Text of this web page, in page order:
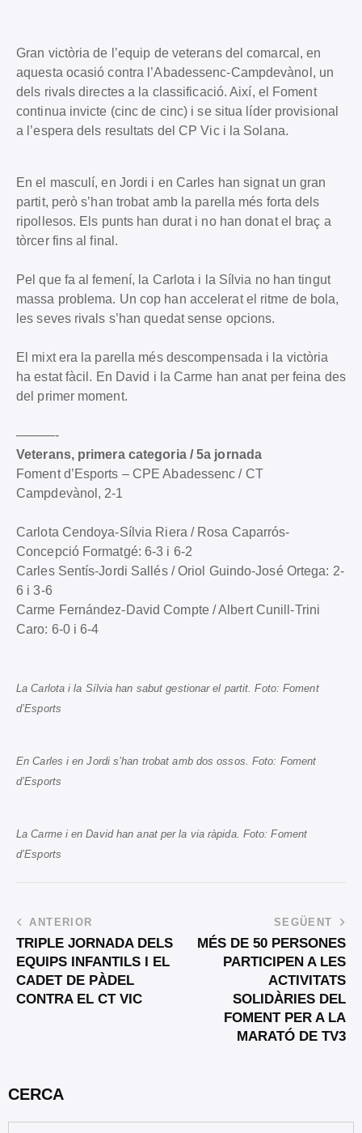
Gran victòria de l’equip de veterans del comarcal, en
aquesta ocasió contra l’Abadessenc-Campdevànol, un
dels rivals directes a la classificació. Així, el Foment
continua invicte (cinc de cinc) i se situa líder provisional
a l’espera dels resultats del CP Vic i la Solana.
En el masculí, en Jordi i en Carles han signat un gran
partit, però s’han trobat amb la parella més forta dels
ripollesos. Els punts han durat i no han donat el braç a
tòrcer fins al final.
Pel que fa al femení, la Carlota i la Sílvia no han tingut
massa problema. Un cop han accelerat el ritme de bola,
les seves rivals s’han quedat sense opcions.
El mixt era la parella més descompensada i la victòria
ha estat fàcil. En David i la Carme han anat per feina des
del primer moment.
———-
Veterans, primera categoria / 5a jornada
Foment d’Esports – CPE Abadessenc / CT
Campdevànol, 2-1
Carlota Cendoya-Sílvia Riera / Rosa Caparrós-
Concepció Formatgé: 6-3 i 6-2
Carles Sentís-Jordi Sallés / Oriol Guindo-José Ortega: 2-
6 i 3-6
Carme Fernández-David Compte / Albert Cunill-Trini
Caro: 6-0 i 6-4
La Carlota i la Sílvia han sabut gestionar el partit. Foto: Foment
d’Esports
En Carles i en Jordi s’han trobat amb dos ossos. Foto: Foment
d’Esports
La Carme i en David han anat per la via ràpida. Foto: Foment
d’Esports
ANTERIOR
TRIPLE JORNADA DELS
EQUIPS INFANTILS I EL
CADET DE PÀDEL
CONTRA EL CT VIC
SEGÜENT
MÉS DE 50 PERSONES
PARTICIPEN A LES
ACTIVITATS
SOLIDÀRIES DEL
FOMENT PER A LA
MARATÓ DE TV3
CERCA